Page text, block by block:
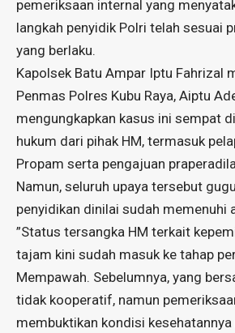
pemeriksaan internal yang
langkah penyidik Polri telah sesuai
yang berlaku.
​Kapolsek Batu Ampar Iptu Fahrizal
Penmas Polres Kubu Raya, Aiptu
mengungkapkan kasus ini sempat
hukum dari pihak HM, termasuk
Propam serta pengajuan
Namun, seluruh upaya tersebut
penyidikan dinilai sudah memenuhi
​”Status tersangka HM terkait
tajam kini sudah masuk ke tahap
Mempawah. Sebelumnya, yang
tidak kooperatif, namun
membuktikan kondisi